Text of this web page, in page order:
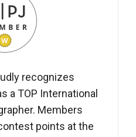
recognizes
a TOP International
Members
points at the